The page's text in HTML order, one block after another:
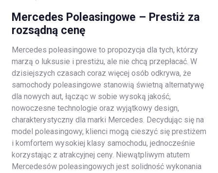
Mercedes Poleasingowe – Prestiż za
rozsądną cenę
Mercedes poleasingowe to propozycja dla tych, którzy
marzą o luksusie i prestiżu, ale nie chcą przepłacać. W
dzisiejszych czasach coraz więcej osób odkrywa, że
samochody poleasingowe stanowią świetną alternatywę
dla nowych aut, łącząc w sobie wysoką jakość,
nowoczesne technologie oraz wyjątkowy design,
charakterystyczny dla marki Mercedes. Decydując się na
model poleasingowy, klienci mogą cieszyć się prestiżem
i komfortem wysokiej klasy samochodu, jednocześnie
korzystając z atrakcyjnej ceny. Niewątpliwym atutem
Mercedesów poleasingowych jest solidność wykonania